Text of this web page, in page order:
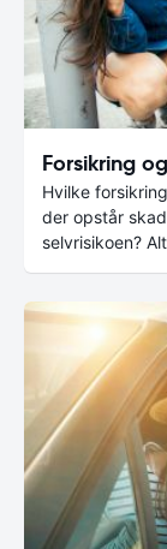
Forsikring
Hvilke
der opstår
selvrisikoen?